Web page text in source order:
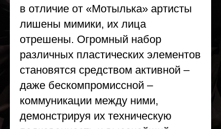
в отличие от «Мотылька» артисты
лишены мимики, их лица
отрешены. Огромный набор
различных пластических элементов
становятся средством активной –
даже бескомпромиссной –
коммуникации между ними,
демонстрируя их техническую